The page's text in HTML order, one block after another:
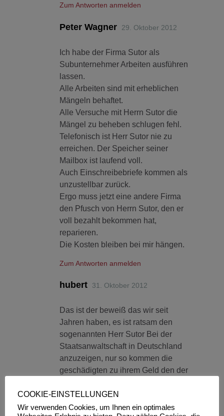
Zum Antworten anmelden
Peter Wagner 29. Oktober 2012
Ich habe der Firma Sutor als
Subunternehmer Arbeiten ausführen
lassen.
Alle Arbeiten sind mit erheblichen
Mängeln behaftet.
Alle Versuche mit Herrn Sutor die
Mängel zu beheben schlugen fehl.
Telefonisch ist Herr Sutor nie zu
erreichen. Der Speicher seiner
Mailbox ist laufend voll.
Auch Einschreibebriefe kommen als
unzustellbar zurück.
Ergo muss jetzt eine andere Firma
den Pfusch von Herrn Sutor, den er
voll bezahlt bekommen hat,
reparieren.
Die Kosten bleiben bei mir hängen.
Zum Antworten anmelden
hubert 31. Oktober 2012
Das ist der beweiß das wir seit
Jahren haben, es ist ratsam den
sogenannten Herr Sutor Bei der
Staatsanwaltschaft in Deutschland
anzuzeigen, nur so kommen die
geschädigten zu ihrem Geld den der
(EUGHM) dann auch seine
Angehörigen, u. alle Verwanden auf
COOKIE-EINSTELLUNGEN
Wir verwenden Cookies, um Ihnen ein optimales